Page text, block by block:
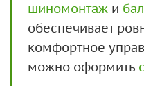
шиномонтаж и
обеспечивает
комфортное
можно оформить